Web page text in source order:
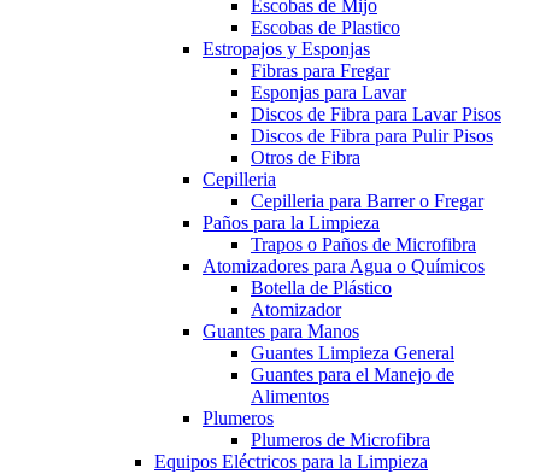
Escobas de Mijo
Escobas de Plastico
Estropajos y Esponjas
Fibras para Fregar
Esponjas para Lavar
Discos de Fibra para Lavar Pisos
Discos de Fibra para Pulir Pisos
Otros de Fibra
Cepilleria
Cepilleria para Barrer o Fregar
Paños para la Limpieza
Trapos o Paños de Microfibra
Atomizadores para Agua o Químicos
Botella de Plástico
Atomizador
Guantes para Manos
Guantes Limpieza General
Guantes para el Manejo de
Alimentos
Plumeros
Plumeros de Microfibra
Equipos Eléctricos para la Limpieza